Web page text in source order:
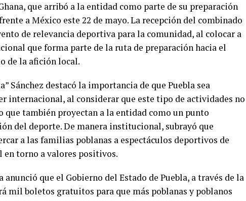
que arribó a la entidad como parte de su preparación
a México este 22 de mayo. La recepción del combinado
de relevancia deportiva para la comunidad, al colocar a
que forma parte de la ruta de preparación hacia el
de la afición local.
Sánchez destacó la importancia de que Puebla sea
internacional, al considerar que este tipo de actividades no
también proyectan a la entidad como un punto
del deporte. De manera institucional, subrayó que
a las familias poblanas a espectáculos deportivos de
torno a valores positivos.
que el Gobierno del Estado de Puebla, a través de la
mil boletos gratuitos para que más poblanas y poblanos